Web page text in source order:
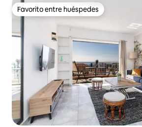
Favorito entre huéspedes
Favorito entre huéspedes